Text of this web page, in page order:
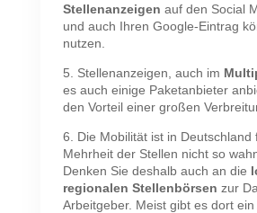
Stellenanzeigen auf den Social
und auch Ihren Google-Eintrag
nutzen.
5. Stellenanzeigen, auch im
es auch einige Paketanbieter
den Vorteil einer großen
6. Die Mobilität ist in Deutschland
Mehrheit der Stellen nicht so
Denken Sie deshalb auch an die
regionalen Stellenbörsen zur
Arbeitgeber. Meist gibt es dort